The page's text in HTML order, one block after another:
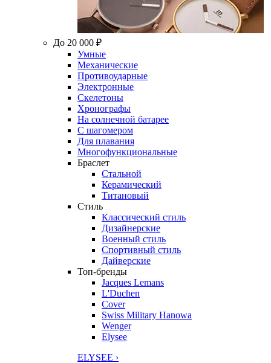
До 20 000 ₽
Умные
Механические
Противоударные
Электронные
Скелетоны
Хронографы
На солнечной батарее
С шагомером
Для плавания
Многофункциональные
Браслет
Стальной
Керамический
Титановый
Стиль
Классический стиль
Дизайнерские
Военный стиль
Спортивный стиль
Дайверские
Топ-бренды
Jacques Lemans
L'Duchen
Cover
Swiss Military Hanowa
Wenger
Elysee
ELYSEE ›